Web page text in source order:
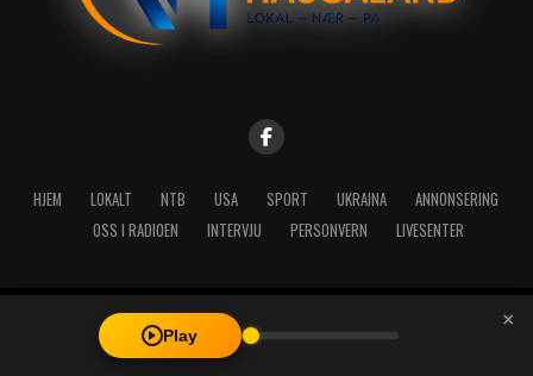
HJEM LOKALT NTB USA SPORT UKRAINA
ANNONSERING
OSS I RADIOEN
INTERVJU PERSONVERN LIVESENTER
Copyright © 2026 A-Media AS | Radio Haugaland - Haraldsgata 114,
5527 Haugesund - Mail: post@radioh.no - Telefon: 52717273
Play
×